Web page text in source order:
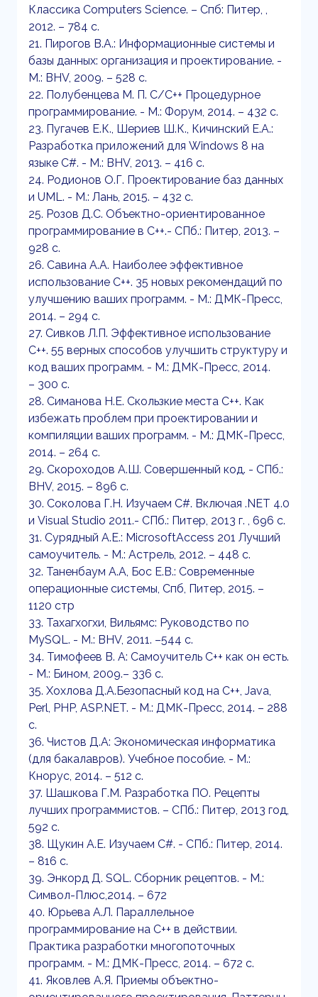
Классика Computers Science. – Спб: Питер, ,
2012. – 784 с.
21. Пирогов В.А.: Информационные системы и
базы данных: организация и проектирование. -
М.: BHV, 2009. – 528 с.
22. Полубенцева М. П. С/С++ Процедурное
программирование. - М.: Форум, 2014. – 432 с.
23. Пугачев Е.К., Шериев Ш.К., Кичинский Е.А.:
Разработка приложений для Windows 8 на
языке C#. - М.: BHV, 2013. – 416 с.
24. Родионов О.Г. Проектирование баз данных
и UML. - М.: Лань, 2015. – 432 с.
25. Розов Д.С. Объектно-ориентированное
программирование в С++.- СПб.: Питер, 2013. –
928 с.
26. Савина А.А. Наиболее эффективное
использование С++. 35 новых рекомендаций по
улучшению ваших программ. - М.: ДМК-Пресс,
2014. – 294 с.
27. Сивков Л.П. Эффективное использование
С++. 55 верных способов улучшить структуру и
код ваших программ. - М.: ДМК-Пресс, 2014.
– 300 с.
28. Симанова Н.Е. Скользкие места С++. Как
избежать проблем при проектировании и
компиляции ваших программ. - М.: ДМК-Пресс,
2014. – 264 с.
29. Скороходов А.Ш. Совершенный код. - СПб.:
BHV, 2015. – 896 с.
30. Соколова Г.Н. Изучаем C#. Включая .NET 4.0
и Visual Studio 2011.- СПб.: Питер, 2013 г. , 696 с.
31. Сурядный А.Е.: MicrosoftAccess 201 Лучший
самоучитель. - М.: Астрель, 2012. – 448 с.
32. Таненбаум А.А, Бос Е.В.: Современные
операционные системы, Спб, Питер, 2015. –
1120 стр
33. Тахагхогхи, Вильямс: Руководство по
MySQL. - М.: BHV, 2011. –544 с.
34. Тимофеев В. А: Самоучитель С++ как он есть.
- М.: Бином, 2009.– 336 с.
35. Хохлова Д.А.Безопасный код на С++, Java,
Perl, PHP, ASP.NET. - М.: ДМК-Пресс, 2014. – 288
с.
36. Чистов Д.А: Экономическая информатика
(для бакалавров). Учебное пособие. - М.:
Кнорус, 2014. – 512 с.
37. Шашкова Г.М. Разработка ПО. Рецепты
лучших программистов. – СПб.: Питер, 2013 год,
592 с.
38. Щукин А.Е. Изучаем C#. - СПб.: Питер, 2014.
– 816 с.
39. Энкорд Д. SQL. Сборник рецептов. - М.:
Символ-Плюс,2014. – 672
40. Юрьева А.Л. Параллельное
программирование на С++ в действии.
Практика разработки многопоточных
программ. - М.: ДМК-Пресс, 2014. – 672 с.
41. Яковлев А.Я. Приемы объектно-